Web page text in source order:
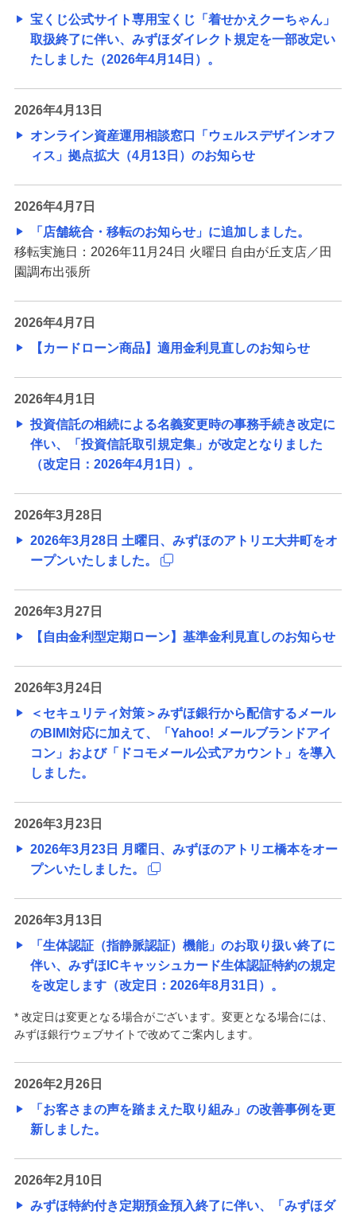
宝くじ公式サイト専用宝くじ「着せかえクーちゃん」
取扱終了に伴い、みずほダイレクト規定を一部改定い
たしました（2026年4月14日）。
2026年4月13日
オンライン資産運用相談窓口「ウェルスデザインオフ
ィス」拠点拡大（4月13日）のお知らせ
2026年4月7日
「店舗統合・移転のお知らせ」に追加しました。
移転実施日：2026年11月24日 火曜日 自由が丘支店／田
園調布出張所
2026年4月7日
【カードローン商品】適用金利見直しのお知らせ
2026年4月1日
投資信託の相続による名義変更時の事務手続き改定に
伴い、「投資信託取引規定集」が改定となりました
（改定日：2026年4月1日）。
2026年3月28日
2026年3月28日 土曜日、みずほのアトリエ大井町をオ
ープンいたしました。
2026年3月27日
【自由金利型定期ローン】基準金利見直しのお知らせ
2026年3月24日
＜セキュリティ対策＞みずほ銀行から配信するメール
のBIMI対応に加えて、「Yahoo! メールブランドアイ
コン」および「ドコモメール公式アカウント」を導入
しました。
2026年3月23日
2026年3月23日 月曜日、みずほのアトリエ橋本をオー
プンいたしました。
2026年3月13日
「生体認証（指静脈認証）機能」のお取り扱い終了に
伴い、みずほICキャッシュカード生体認証特約の規定
を改定します（改定日：2026年8月31日）。
* 改定日は変更となる場合がございます。変更となる場合には、
みずほ銀行ウェブサイトで改めてご案内します。
2026年2月26日
「お客さまの声を踏まえた取り組み」の改善事例を更
新しました。
2026年2月10日
みずほ特約付き定期預金預入終了に伴い、「みずほダ